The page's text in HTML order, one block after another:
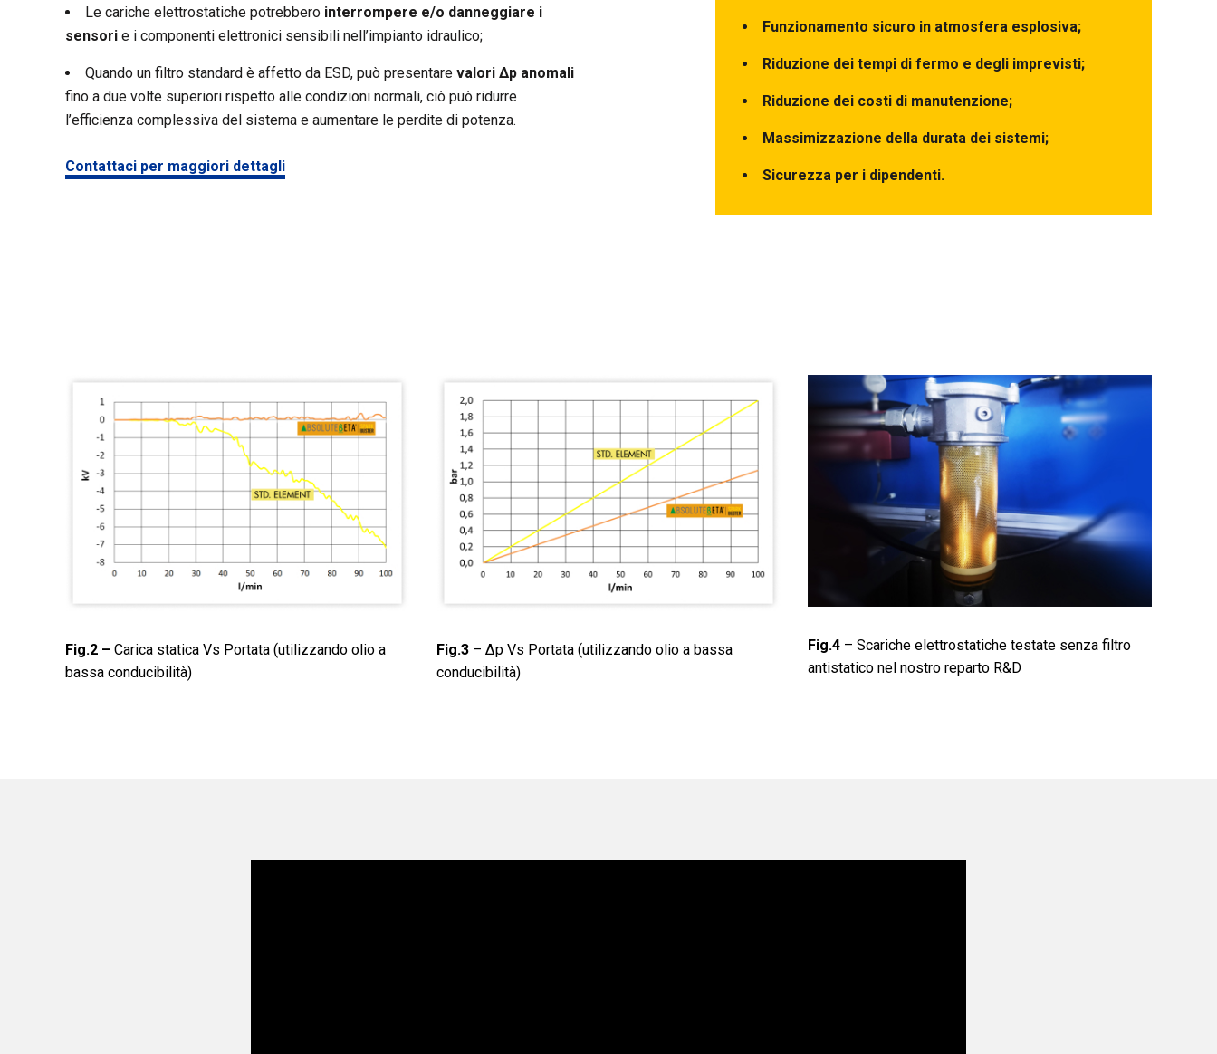
Le cariche elettrostatiche potrebbero interrompere e/o danneggiare i
sensori e i componenti elettronici sensibili nell’impianto idraulico;
Quando un filtro standard è affetto da ESD, può presentare valori ∆p anomali
fino a due volte superiori rispetto alle condizioni normali, ciò può ridurre
l’efficienza complessiva del sistema e aumentare le perdite di potenza.
Contattaci per maggiori dettagli
Funzionamento sicuro in atmosfera esplosiva;
Riduzione dei tempi di fermo e degli imprevisti;
Riduzione dei costi di manutenzione;
Massimizzazione della durata dei sistemi;
Sicurezza per i dipendenti.
Fig.2 – Carica statica Vs Portata (utilizzando olio a
bassa conducibilità)
Fig.3 – ∆p Vs Portata (utilizzando olio a bassa
conducibilità)
Fig.4 – Scariche elettrostatiche testate senza filtro
antistatico nel nostro reparto R&D